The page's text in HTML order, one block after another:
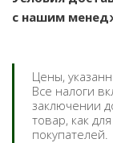
с нашим
Цены,
Все налоги
заключении
товар, как
покупателей.